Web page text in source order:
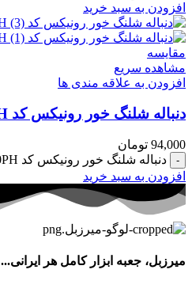
افزودن به سبد خرید
مقایسه
مشاهده سریع
افزودن به علاقه مندی ها
دنباله شلنگ خور رونیکس کد 20PH
94,000 تومان
دنباله شلنگ خور رونیکس کد 20PH عدد
افزودن به سبد خرید
میرزبل، جعبه ابزار کامل هر ایرانی...